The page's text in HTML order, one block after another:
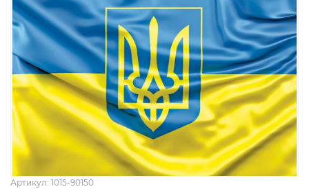
Артикул: 1015-90150